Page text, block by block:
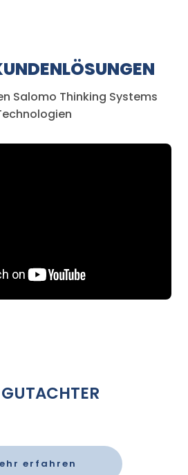
Salomo Thinking Systems
erfahren